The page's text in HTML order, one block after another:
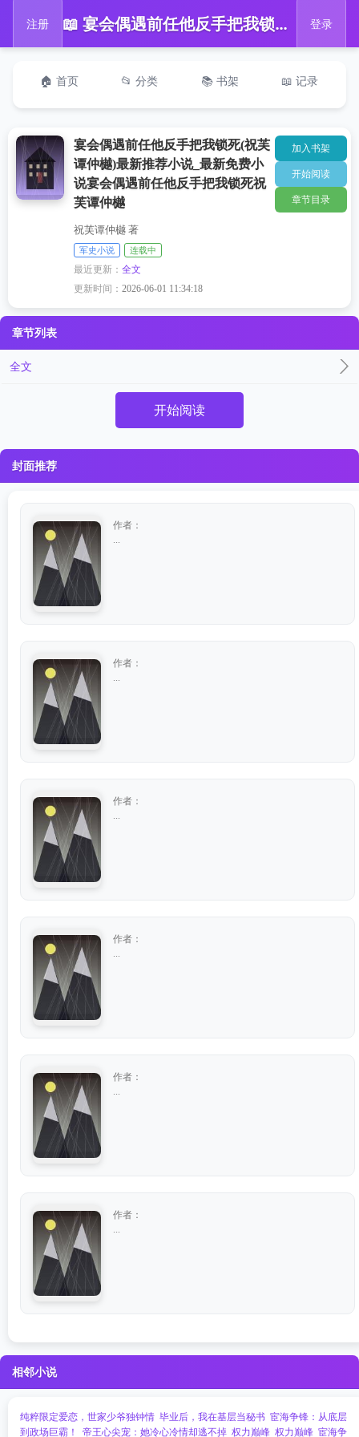
注册 📖 宴会偶遇前任他反手把我锁死(祝芙谭仲樾)最新推荐小说_最新免费小说宴会偶遇前任他反手把我锁死祝芙谭仲樾 登录
🏠 首页 📂 分类 📚 书架 📖 记录
宴会偶遇前任他反手把我锁死(祝芙
谭仲樾)最新推荐小说_最新免费小
说宴会偶遇前任他反手把我锁死祝
芙谭仲樾
祝芙谭仲樾 著
军史小说 连载中
最近更新：全文
更新时间：2026-06-01 11:34:18
加入书架
开始阅读
章节目录
章节列表
全文
开始阅读
封面推荐
作者：
作者：
作者：
作者：
作者：
作者：
相邻小说
纯粹限定爱恋，世家少爷独钟情 毕业后，我在基层当秘书 宦海争锋：从底层
到政场巨霸！
帝王心尖宠：她冷心冷情却逃不掉​​ 权力巅峰 权力巅峰 宦海争